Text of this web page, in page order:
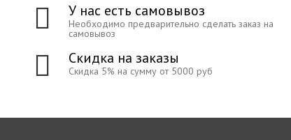
У нас есть самовывоз
Необходимо предварительно сделать заказ на
самовывоз
Скидка на заказы
Скидка 5% на сумму от 5000 руб